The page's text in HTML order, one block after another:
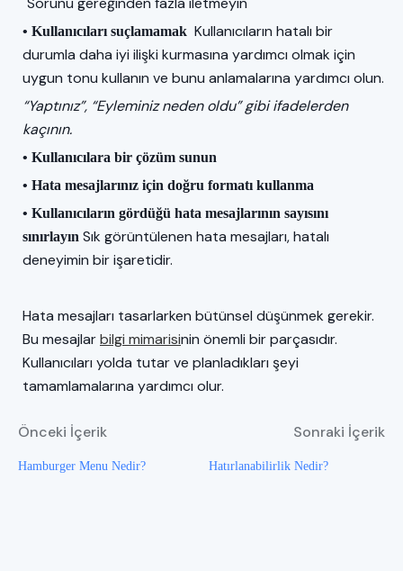
• Kullanıcıları suçlamamak Kullanıcıların hatalı bir
durumla daha iyi ilişki kurmasına yardımcı olmak için
uygun tonu kullanın ve bunu anlamalarına yardımcı olun.
“Yaptınız”, “Eyleminiz neden oldu” gibi ifadelerden
kaçının.
• Kullanıcılara bir çözüm sunun
• Hata mesajlarınız için doğru formatı kullanma
• Kullanıcıların gördüğü hata mesajlarının sayısını
sınırlayın Sık görüntülenen hata mesajları, hatalı
deneyimin bir işaretidir.
Hata mesajları tasarlarken bütünsel düşünmek gerekir.
Bu mesajlarbilgi mimarisinin önemli bir parçasıdır.
Kullanıcıları yolda tutar ve planladıkları şeyi
tamamlamalarına yardımcı olur.
Sonraki İçerik
Önceki İçerik
Hamburger Menu Nedir? Hatırlanabilirlik Nedir?